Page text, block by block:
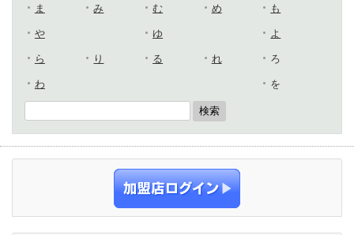
ま み む め も
や ゆ よ
ら り る れ ろ
わ を